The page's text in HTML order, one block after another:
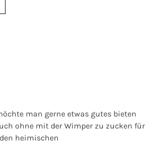
man gerne etwas gutes bieten
ohne mit der Wimper zu zucken für
heimischen